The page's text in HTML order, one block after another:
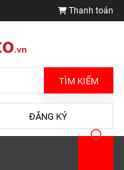
Thanh toán
TÌM KIẾM
ĐĂNG KÝ